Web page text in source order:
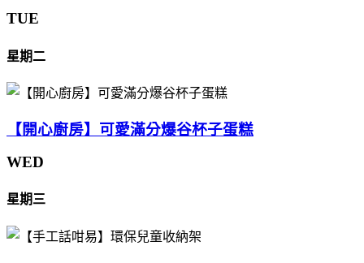
TUE
星期二
【開心廚房】可愛滿分爆谷杯子蛋糕
WED
星期三